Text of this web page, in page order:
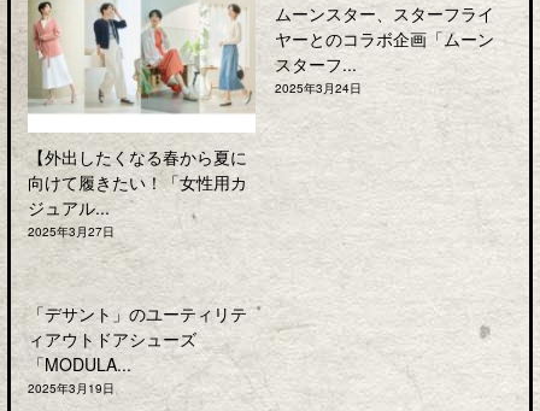
【外出したくなる春から夏に
向けて履きたい！「女性用カ
ジュアル...
2025年3月27日
ムーンスター、スターフライ
ヤーとのコラボ企画「ムーン
スターフ...
2025年3月24日
「デサント」のユーティリテ
ィアウトドアシューズ
「MODULA...
2025年3月19日